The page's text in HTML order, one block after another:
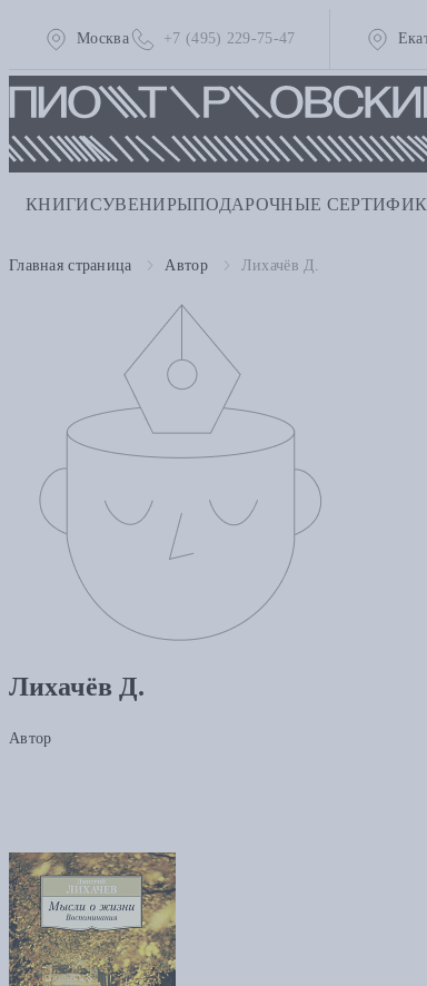
Москва +7 (495) 229-75-47
КНИГИСУВЕНИРЫПОДАРОЧНЫЕ
Главная страница Автор Лихачёв Д.
Лихачёв Д.
Автор